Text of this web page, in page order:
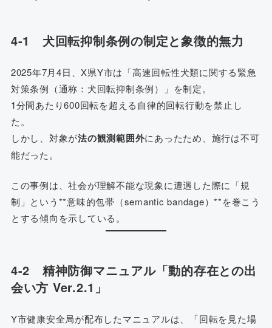
4-1 犬回転抑制条例の制定と象徴的無力
2025年7月4日、X県Y市は「高速回転性犬類に関する緊急
対策条例（通称：犬回転抑制条例）」を制定。
1分間あたり600回転を超える自律的回転行動を禁止し
た。
しかし、対象が法の観測範囲外にあったため、施行は不可
能だった。
この事例は、社会が理解不能な現象に遭遇した際に「規
制」という**意味的包帯（semantic bandage）**を巻こう
とする傾向を示している。
4-2 精神防御マニュアル「動的存在との出
会い方 Ver.2.1」
Y市健康安全局が配布したマニュアルは、「回転を見た場